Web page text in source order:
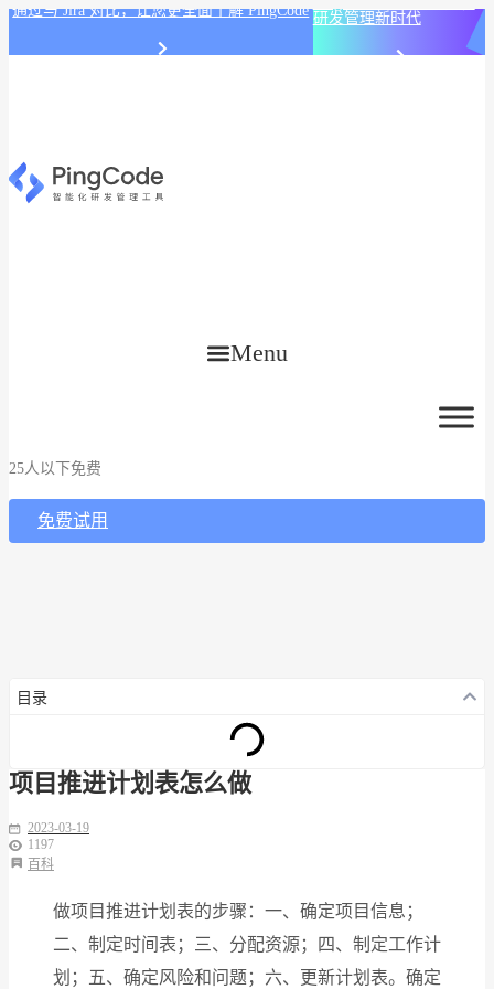
通过与 Jira 对比，让您更全面了解 PingCode 研发管理新时代
Menu
25人以下免费
免费试用
目录
项目推进计划表怎么做
2023-03-19
1197
百科
做项目推进计划表的步骤：一、确定项目信息；
二、制定时间表；三、分配资源；四、制定工作计
划；五、确定风险和问题；六、更新计划表。确定